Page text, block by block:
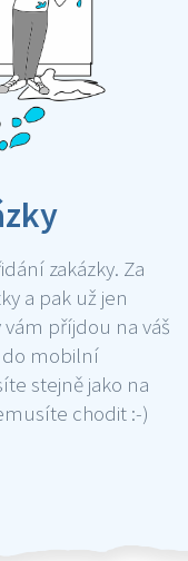
zakázky. Za
a pak už jen
příjdou na váš
do mobilní
stejně jako na
chodit :-)